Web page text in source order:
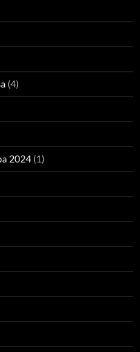
(4)
2024 (1)